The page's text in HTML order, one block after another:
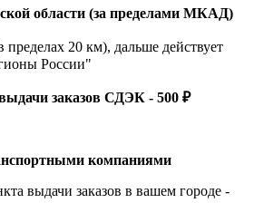
области (за пределами МКАД)
пределах 20 км), дальше действует
России"
заказов СДЭК - 500 ₽
компаниями
выдачи заказов в вашем городе -